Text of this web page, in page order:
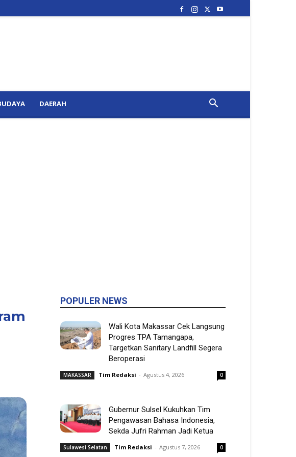
DAERAH
POPULER NEWS
Wali Kota Makassar Cek Langsung
Progres TPA Tamangapa,
Targetkan Sanitary Landfill Segera
Beroperasi
MAKASSAR Tim Redaksi - Agustus 4, 2026 0
Gubernur Sulsel Kukuhkan Tim
Pengawasan Bahasa Indonesia,
Sekda Jufri Rahman Jadi Ketua
Sulawesi Selatan Tim Redaksi - Agustus 7, 2026 0